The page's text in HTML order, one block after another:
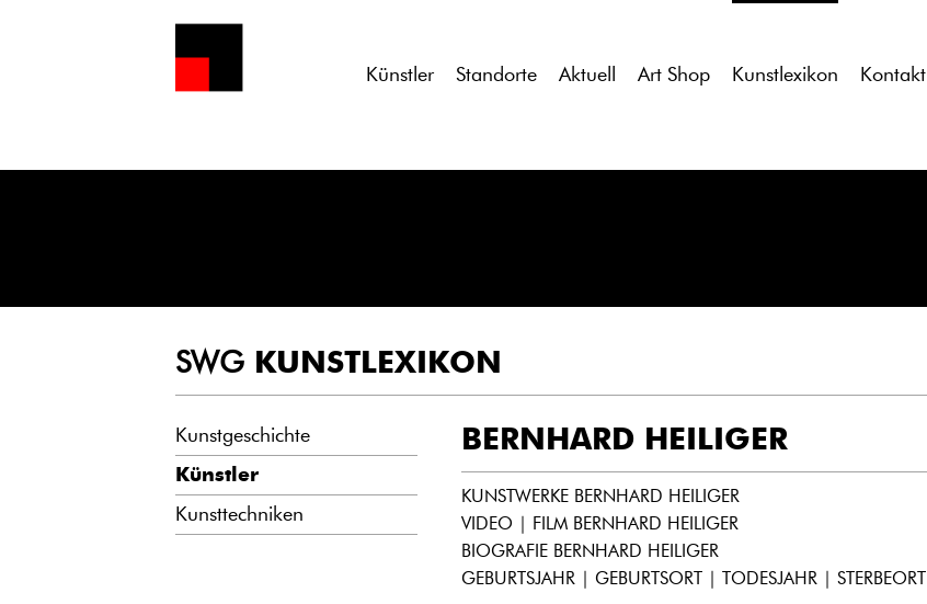
Künstler Standorte Aktuell Art Shop Kunstlexikon Kontakt
SWG KUNSTLEXIKON
Kunstgeschichte
Künstler
Kunsttechniken
BERNHARD HEILIGER
KUNSTWERKE BERNHARD HEILIGER
VIDEO | FILM BERNHARD HEILIGER
BIOGRAFIE BERNHARD HEILIGER
GEBURTSJAHR | GEBURTSORT | TODESJAHR | STERBEORT